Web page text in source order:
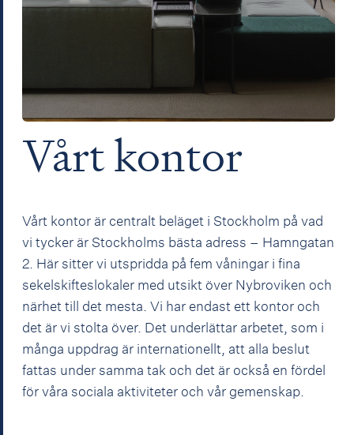
Vårt kontor
Vårt kontor är centralt beläget i Stockholm på vad
vi tycker är Stockholms bästa adress – Hamngatan
2. Här sitter vi utspridda på fem våningar i fina
sekelskifteslokaler med utsikt över Nybroviken och
närhet till det mesta. Vi har endast ett kontor och
det är vi stolta över. Det underlättar arbetet, som i
många uppdrag är internationellt, att alla beslut
fattas under samma tak och det är också en fördel
för våra sociala aktiviteter och vår gemenskap.